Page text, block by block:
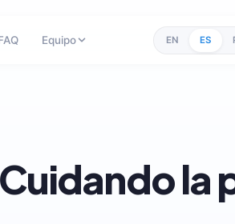
Equipo EN ES
la